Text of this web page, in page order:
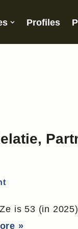
Profiles
is 53 (in
»